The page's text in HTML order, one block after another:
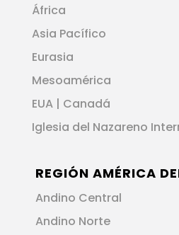
África
Asia Pacífico
Eurasia
Mesoamérica
EUA | Canadá
Iglesia del Nazareno
REGIÓN AMÉRICA
Andino Central
Andino Norte